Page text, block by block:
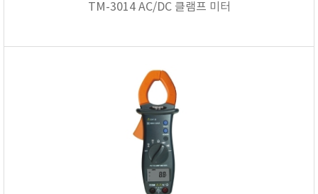
TM-3014 AC/DC 클램프 미터